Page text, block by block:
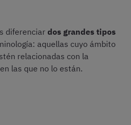
diferenciar dos grandes tipos
aquellas cuyo ámbito
relacionadas con la
las que no lo están.